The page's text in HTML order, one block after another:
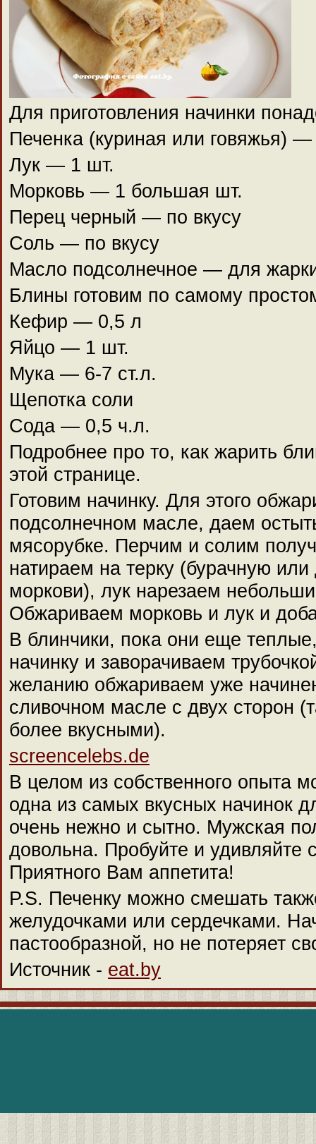
Для приготовления начинки
Печенка (куриная или говяжья) —
Лук — 1 шт.
Морковь — 1 большая шт.
Перец черный — по вкусу
Соль — по вкусу
Масло подсолнечное — для
Блины готовим по самому
Кефир — 0,5 л
Яйцо — 1 шт.
Мука — 6-7 ст.л.
Щепотка соли
Сода — 0,5 ч.л.
Подробнее про то, как жарить
этой странице.
Готовим начинку. Для этого
подсолнечном масле, даем
мясорубке. Перчим и солим
натираем на терку (бурачную или
моркови), лук нарезаем
Обжариваем морковь и лук и
В блинчики, пока они еще
начинку и заворачиваем
желанию обжариваем уже
сливочном масле с двух сторон
более вкусными).
screencelebs.de
В целом из собственного опыта
одна из самых вкусных начинок
очень нежно и сытно. Мужская
довольна. Пробуйте и удивляйте
Приятного Вам аппетита!
P.S. Печенку можно смешать
желудочками или сердечками.
пастообразной, но не потеряет
Источник - eat.by